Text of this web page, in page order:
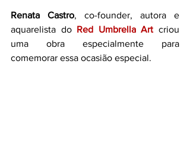
Renata Castro, co-founder, autora e
aquarelista do Red Umbrella Art criou
uma obra especialmente para
comemorar essa ocasião especial.